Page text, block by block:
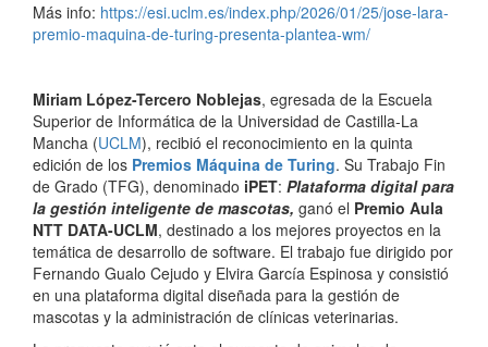
Más info: https://esi.uclm.es/index.php/2026/01/25/jose-lara-
premio-maquina-de-turing-presenta-plantea-wm/
Miriam López-Tercero Noblejas, egresada de la Escuela
Superior de Informática de la Universidad de Castilla-La
Mancha (UCLM), recibió el reconocimiento en la quinta
edición de los Premios Máquina de Turing. Su Trabajo Fin
de Grado (TFG), denominado iPET: Plataforma digital para
la gestión inteligente de mascotas, ganó el Premio Aula
NTT DATA-UCLM, destinado a los mejores proyectos en la
temática de desarrollo de software. El trabajo fue dirigido por
Fernando Gualo Cejudo y Elvira García Espinosa y consistió
en una plataforma digital diseñada para la gestión de
mascotas y la administración de clínicas veterinarias.